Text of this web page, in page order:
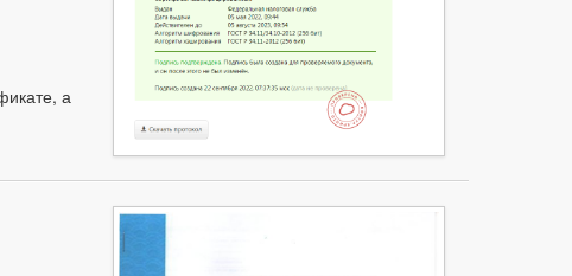
а